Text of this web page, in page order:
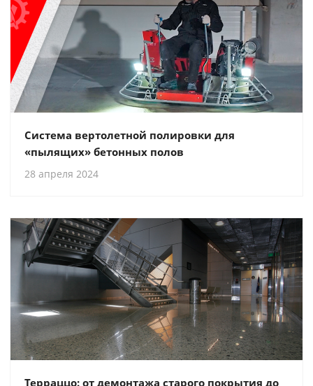
Система вертолетной полировки для
«пылящих» бетонных полов
28 апреля 2024
Терраццо: от демонтажа старого покрытия до